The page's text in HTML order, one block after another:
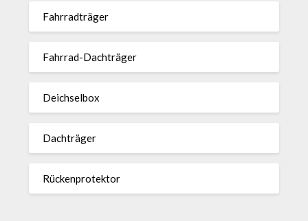
Fahr­rad­träger
Fahrrad-Dach­träger
Deich­selbox
Dach­träger
Rücken­pro­tektor